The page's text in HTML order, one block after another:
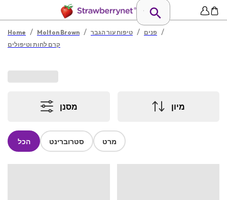
Home / Molton Brown / טיפוח עור הגבר / פנים /
קרם לחות וטיפולים
מסנן מיון
הכל סטרוברינט מרט